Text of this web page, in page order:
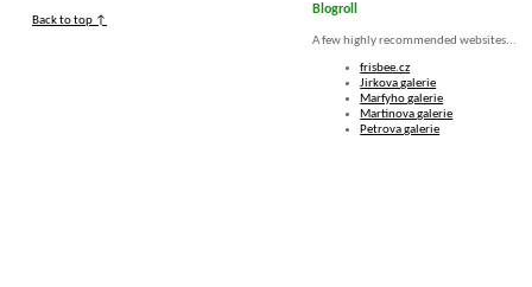
Back to top ↑
Blogroll
A few highly recommended websites...
frisbee.cz
Jirkova galerie
Marfyho galerie
Martinova galerie
Petrova galerie